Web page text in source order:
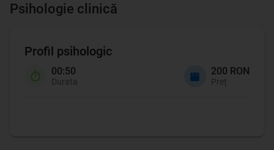
Psihologie clinică
Profil psihologic
00:50
Durata
200 RON
Preț